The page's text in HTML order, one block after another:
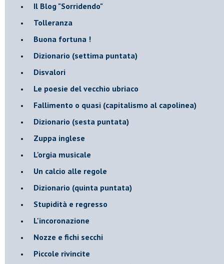
Il Blog "Sorridendo"
Tolleranza
Buona fortuna !
​Dizionario (settima puntata)
Disvalori
Le poesie del vecchio ubriaco
Fallimento o quasi (capitalismo al capolinea)
Dizionario (sesta puntata)
Zuppa inglese
L'orgia musicale
Un calcio alle regole
Dizionario (quinta puntata)
Stupidità e regresso
L'incoronazione
Nozze e fichi secchi
Piccole rivincite